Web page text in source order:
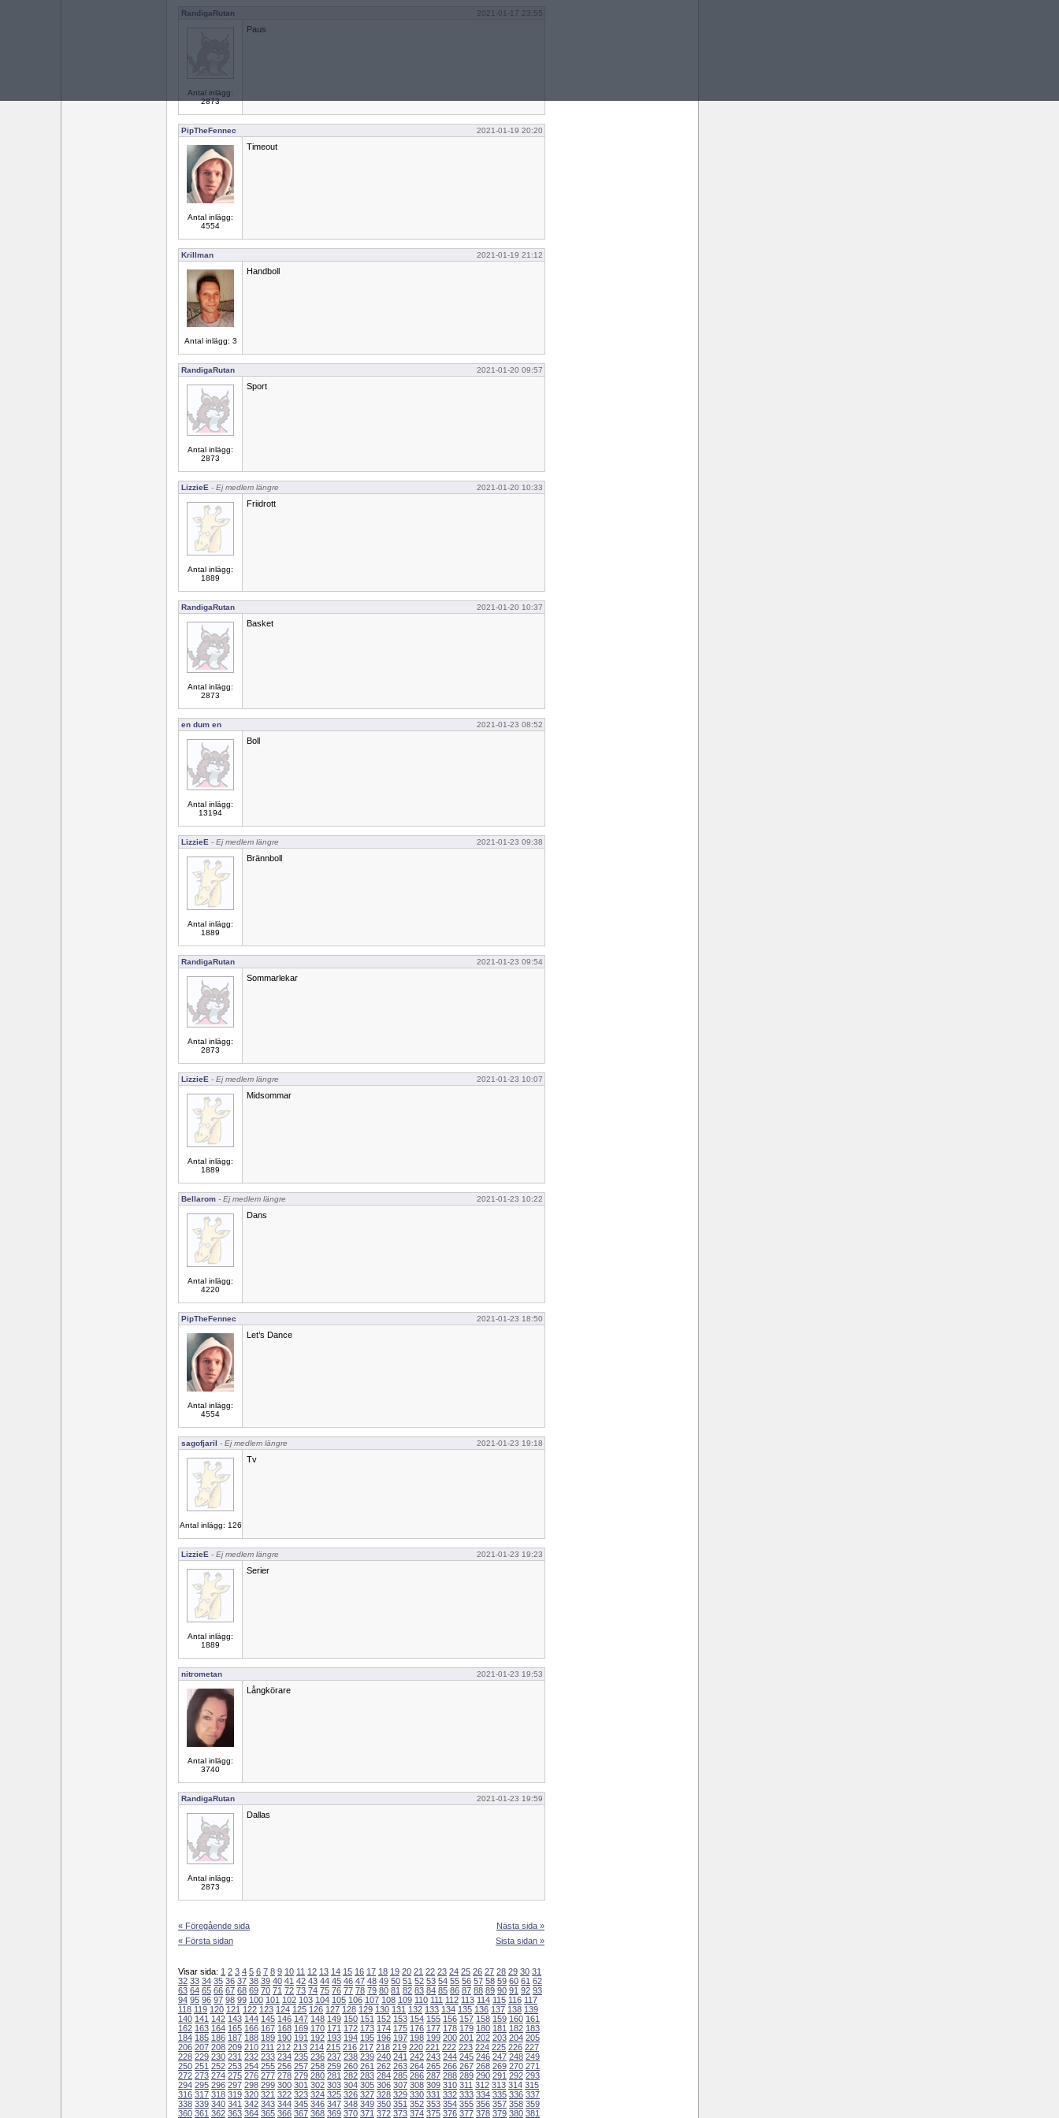
RandigaRutan 2021-01-17 23:55
Antal inlägg:
2873
Paus
PipTheFennec 2021-01-19 20:20
Antal inlägg:
4554
Timeout
Krillman 2021-01-19 21:12
Antal inlägg: 3
Handboll
RandigaRutan 2021-01-20 09:57
Antal inlägg:
2873
Sport
LizzieE - Ej medlem längre 2021-01-20 10:33
Antal inlägg:
1889
Friidrott
RandigaRutan 2021-01-20 10:37
Antal inlägg:
2873
Basket
en dum en 2021-01-23 08:52
Antal inlägg:
13194
Boll
LizzieE - Ej medlem längre 2021-01-23 09:38
Antal inlägg:
1889
Brännboll
RandigaRutan 2021-01-23 09:54
Antal inlägg:
2873
Sommarlekar
LizzieE - Ej medlem längre 2021-01-23 10:07
Antal inlägg:
1889
Midsommar
Bellarom - Ej medlem längre 2021-01-23 10:22
Antal inlägg:
4220
Dans
PipTheFennec 2021-01-23 18:50
Antal inlägg:
4554
Let’s Dance
sagofjaril - Ej medlem längre 2021-01-23 19:18
Antal inlägg: 126
Tv
LizzieE - Ej medlem längre 2021-01-23 19:23
Antal inlägg:
1889
Serier
nitrometan 2021-01-23 19:53
Antal inlägg:
3740
Långkörare
RandigaRutan 2021-01-23 19:59
Antal inlägg:
2873
Dallas
« Föregående sida
« Första sidan
Nästa sida »
Sista sidan »
Visar sida: 1 2 3 4 5 6 7 8 9 10 11 12 13 14 15 16 17 18 19 20 21 22 23 24 25 26 27 28 29 30 31
32 33 34 35 36 37 38 39 40 41 42 43 44 45 46 47 48 49 50 51 52 53 54 55 56 57 58 59 60 61 62
63 64 65 66 67 68 69 70 71 72 73 74 75 76 77 78 79 80 81 82 83 84 85 86 87 88 89 90 91 92 93
94 95 96 97 98 99 100 101 102 103 104 105 106 107 108 109 110 111 112 113 114 115 116 117
118 119 120 121 122 123 124 125 126 127 128 129 130 131 132 133 134 135 136 137 138 139
140 141 142 143 144 145 146 147 148 149 150 151 152 153 154 155 156 157 158 159 160 161
162 163 164 165 166 167 168 169 170 171 172 173 174 175 176 177 178 179 180 181 182 183
184 185 186 187 188 189 190 191 192 193 194 195 196 197 198 199 200 201 202 203 204 205
206 207 208 209 210 211 212 213 214 215 216 217 218 219 220 221 222 223 224 225 226 227
228 229 230 231 232 233 234 235 236 237 238 239 240 241 242 243 244 245 246 247 248 249
250 251 252 253 254 255 256 257 258 259 260 261 262 263 264 265 266 267 268 269 270 271
272 273 274 275 276 277 278 279 280 281 282 283 284 285 286 287 288 289 290 291 292 293
294 295 296 297 298 299 300 301 302 303 304 305 306 307 308 309 310 311 312 313 314 315
316 317 318 319 320 321 322 323 324 325 326 327 328 329 330 331 332 333 334 335 336 337
338 339 340 341 342 343 344 345 346 347 348 349 350 351 352 353 354 355 356 357 358 359
360 361 362 363 364 365 366 367 368 369 370 371 372 373 374 375 376 377 378 379 380 381